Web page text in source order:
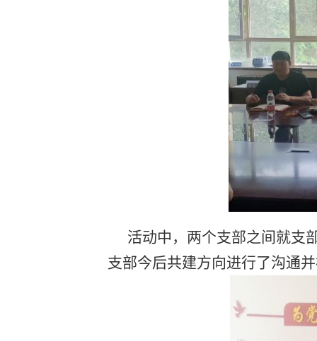
活动中，两个支部之间就支部
支部今后共建方向进行了沟通